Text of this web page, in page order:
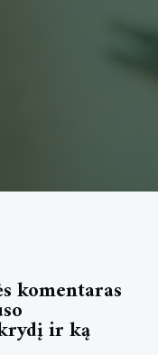
komentaras
ir ką